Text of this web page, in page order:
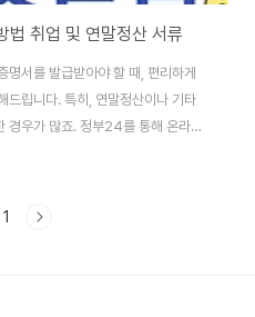
취업 및 연말정산 서류
명서를 발급받아야 할 때, 편리하게
드립니다. 특히, 연말정산이나 기타
경우가 많죠. 정부24를 통해 온라인
을 알아보세요. 졸업증명서 발급이
서 발급은 오프라인에서만 가능했던
1